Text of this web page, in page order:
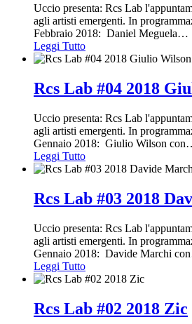
Uccio presenta: Rcs Lab
agli artisti emergenti. In
Febbraio 2018: Daniel Meguela…
Leggi Tutto
Rcs Lab #04 2018
Uccio presenta: Rcs Lab
agli artisti emergenti. In
Gennaio 2018: Giulio Wilson con
Leggi Tutto
Rcs Lab #03 2018
Uccio presenta: Rcs Lab
agli artisti emergenti. In
Gennaio 2018: Davide Marchi con
Leggi Tutto
Rcs Lab #02 2018 Zic